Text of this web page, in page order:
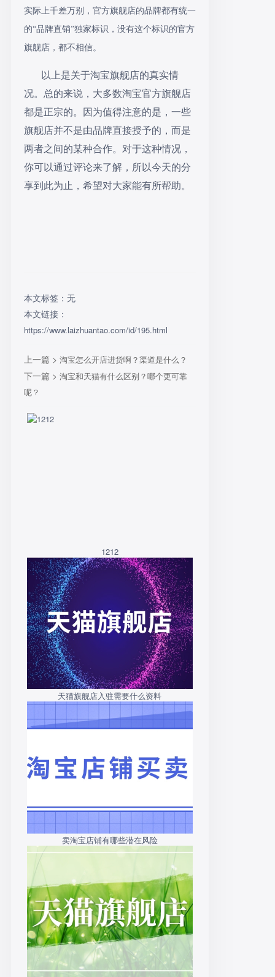
实际上千差万别，官方旗舰店的品牌都有统一
的“品牌直销”独家标识，没有这个标识的官方
旗舰店，都不相信。
以上是关于淘宝旗舰店的真实情
况。总的来说，大多数淘宝官方旗舰店
都是正宗的。因为值得注意的是，一些
旗舰店并不是由品牌直接授予的，而是
两者之间的某种合作。对于这种情况，
你可以通过评论来了解，所以今天的分
享到此为止，希望对大家能有所帮助。
本文标签：无
本文链接：
https://www.laizhuantao.com/id/195.html
上一篇 > 淘宝怎么开店进货啊？渠道是什么？
下一篇 > 淘宝和天猫有什么区别？哪个更可靠
呢？
1212
天猫旗舰店入驻需要什么资料
卖淘宝店铺有哪些潜在风险